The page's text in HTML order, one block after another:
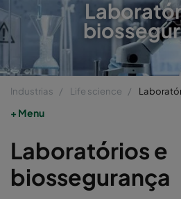
Industrias Life science
Menu
Laboratórios e
biossegurança